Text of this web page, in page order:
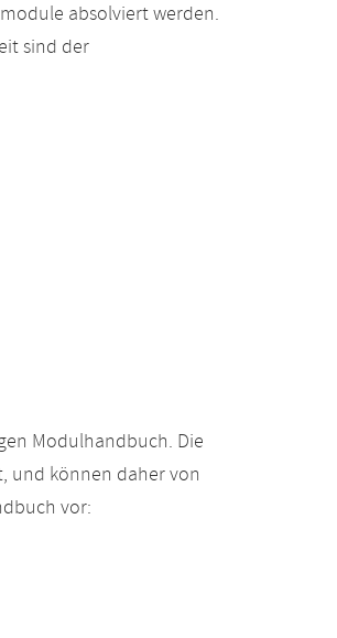
absolviert werden.
sind der
Modulhandbuch. Die
und können daher von
vor: